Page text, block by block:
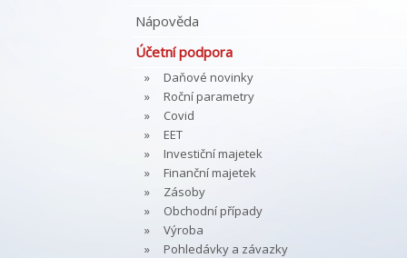
Nápověda
Účetní podpora
Daňové novinky
Roční parametry
Covid
EET
Investiční majetek
Finanční majetek
Zásoby
Obchodní případy
Výroba
Pohledávky a závazky